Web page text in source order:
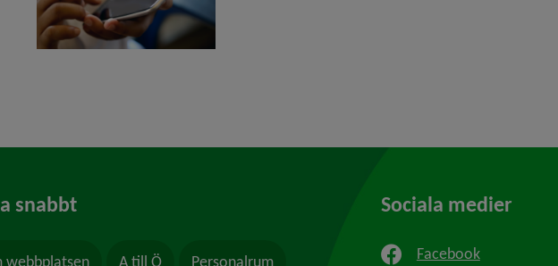
snabbt
webbplatsen A till Ö Personalrum
Sociala medier
Facebook